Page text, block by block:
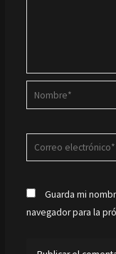
Nombre*
Correo
electrónico*
Guarda mi
navegador para la